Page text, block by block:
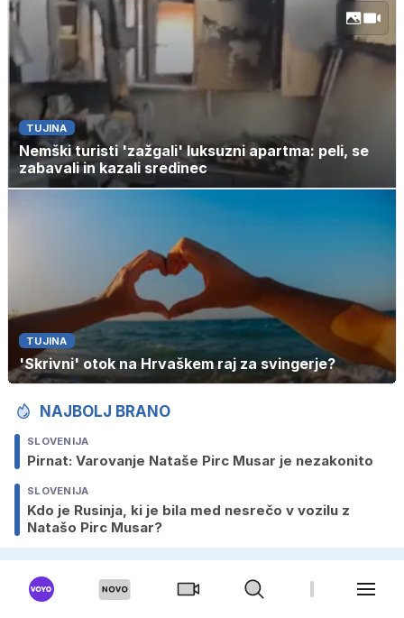
TUJINA
Nemški turisti 'zažgali' luksuzni apartma: peli, se
zabavali in kazali sredinec
TUJINA
'Skrivni' otok na Hrvaškem raj za svingerje?
NAJBOLJ BRANO
SLOVENIJA
Pirnat: Varovanje Nataše Pirc Musar je nezakonito
SLOVENIJA
Kdo je Rusinja, ki je bila med nesrečo v vozilu z
Natašo Pirc Musar?
SLOVENIJA
Kdo si najbolj mane roke ob obisku Dončićevih
Lakersov v Sloveniji?